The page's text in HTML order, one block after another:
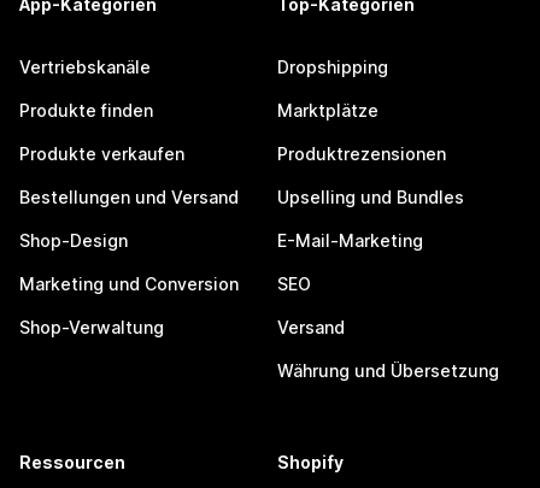
App-Kategorien
Vertriebskanäle
Produkte finden
Produkte verkaufen
Bestellungen und Versand
Shop-Design
Marketing und Conversion
Shop-Verwaltung
Top-Kategorien
Dropshipping
Marktplätze
Produktrezensionen
Upselling und Bundles
E-Mail-Marketing
SEO
Versand
Währung und Übersetzung
Ressourcen Shopify